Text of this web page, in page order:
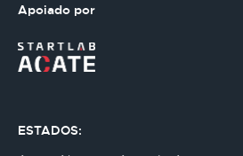
Apoiado por
ESTADOS: